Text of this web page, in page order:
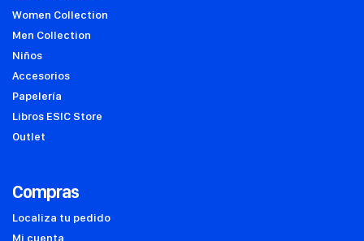
Women Collection
Men Collection
Niños
Accesorios
Papelería
Libros ESIC Store
Outlet
Compras
Localiza tu pedido
Mi cuenta